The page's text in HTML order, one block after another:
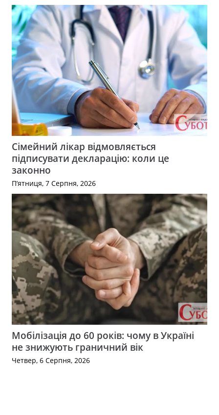
Сімейний лікар відмовляється
підписувати декларацію: коли це
законно
П’ятниця, 7 Серпня, 2026
Мобілізація до 60 років: чому в Україні
не знижують граничний вік
Четвер, 6 Серпня, 2026